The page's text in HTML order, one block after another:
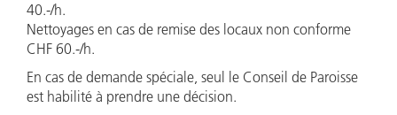
40.-/h.
Nettoyages en cas de remise des locaux non conforme
CHF 60.-/h.
En cas de demande spéciale, seul le Conseil de Paroisse
est habilité à prendre une décision.